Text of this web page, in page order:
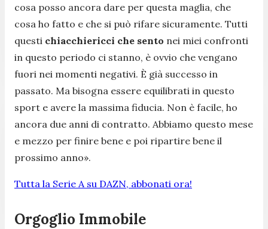
cosa posso ancora dare per questa maglia, che
cosa ho fatto e che si può rifare sicuramente. Tutti
questi chiacchiericci che sento nei miei confronti
in questo periodo ci stanno, è ovvio che vengano
fuori nei momenti negativi. È già successo in
passato. Ma bisogna essere equilibrati in questo
sport e avere la massima fiducia. Non è facile, ho
ancora due anni di contratto. Abbiamo questo mese
e mezzo per finire bene e poi ripartire bene il
prossimo anno».
Tutta la Serie A su DAZN, abbonati ora!
Orgoglio Immobile